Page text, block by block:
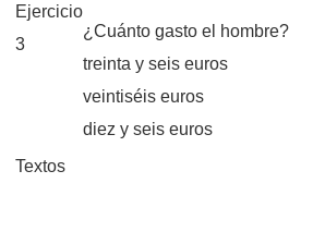
¿Cuánto gasto el hombre?
treinta y seis euros
veintiséis euros
diez y seis euros
Ejercicio
3
Textos